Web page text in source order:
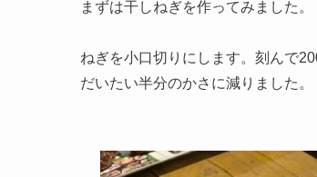
まずは干しねぎを作ってみました。
ねぎを小口切りにします。刻んで
だいたい半分のかさに減りました。